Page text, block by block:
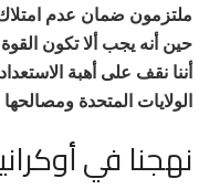
ملتزمون ضمان عدم
حين أنه يجب ألا تكون
أننا نقف على أهبة
الولايات المتحدة
نهجنا في